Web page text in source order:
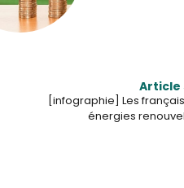
Article
[infographie] Les
énergies